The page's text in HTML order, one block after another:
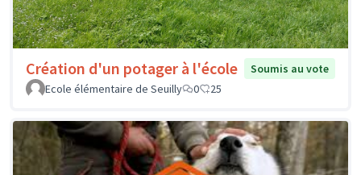
Création d'un potager à l'école
Soumis au vote
Ecole élémentaire de Seuilly
0 25